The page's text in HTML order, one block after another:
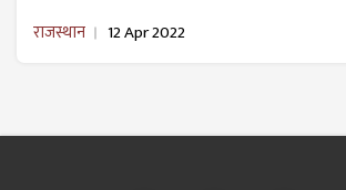
राजस्थान 12 Apr 2022